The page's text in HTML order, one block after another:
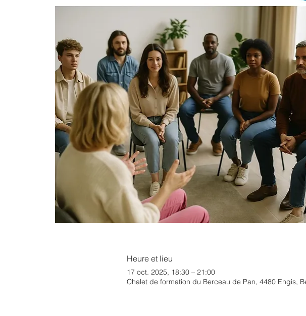
Heure et lieu
17 oct. 2025, 18:30 – 21:00
Chalet de formation du Berceau de Pan, 4480 Engis,